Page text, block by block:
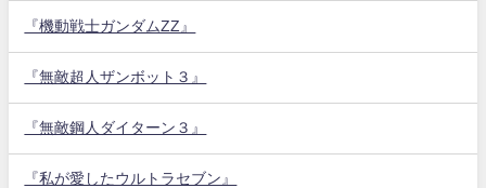
『機動戦士ガンダムZZ』
『無敵超人ザンボット３』
『無敵鋼人ダイターン３』
『私が愛したウルトラセブン』